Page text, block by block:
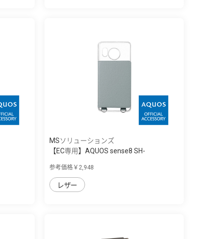
MSソリューションズ
【EC専用】AQUOS sense8 SH-
参考価格￥2,948
レザー